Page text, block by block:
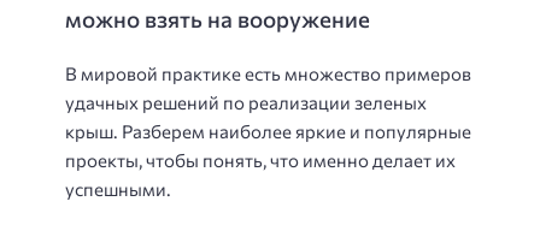
можно взять на вооружение
В мировой практике есть множество примеров
удачных решений по реализации зеленых
крыш. Разберем наиболее яркие и популярные
проекты, чтобы понять, что именно делает их
успешными.